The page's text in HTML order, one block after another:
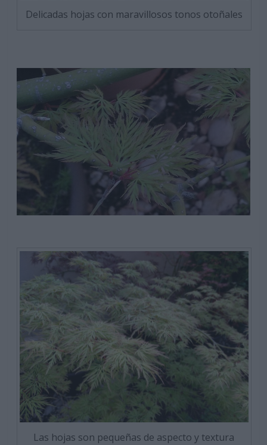
Delicadas hojas con maravillosos tonos otoñales
Las hojas son pequeñas de aspecto y textura